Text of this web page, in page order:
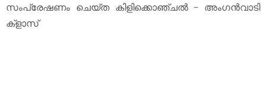
സംപ്രേഷണം ചെയ്ത കിളിക്കൊഞ്ചൽ - അംഗൻവാടി
ക്‌ളാസ്‌